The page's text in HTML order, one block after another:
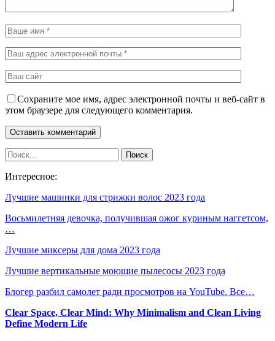
Сохраните мое имя, адрес электронной почты и веб-сайт в
этом браузере для следующего комментария.
Интересное:
Лучшие машинки для стрижки волос 2023 года
Восьмилетняя девочка, получившая ожог куриным наггетсом,
…
Лучшие миксеры для дома 2023 года
Лучшие вертикальные моющие пылесосы 2023 года
Блогер разбил самолет ради просмотров на YouTube. Все…
Clear Space, Clear Mind: Why Minimalism and Clean Living
Define Modern Life